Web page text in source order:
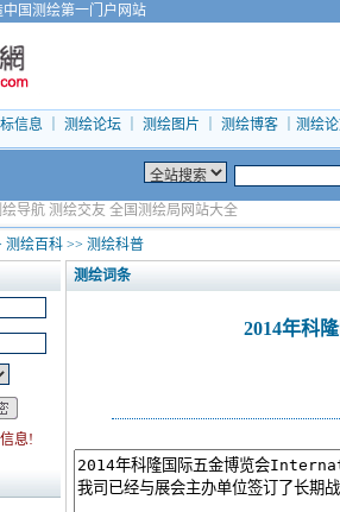
中国测绘第一门户网站
信息｜ 测绘论坛｜ 测绘图片 测绘博客｜ 测绘
导航 测绘交友 全国测绘局网站大全
测绘百科 >> 测绘科普
息!
测绘词条
2014年科